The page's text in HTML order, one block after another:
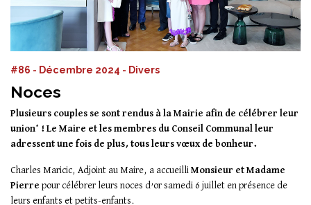
#86 - Décembre 2024 - Divers
Noces
Plusieurs couples se sont rendus à la Mairie afin de célébrer leur
union* ! Le Maire et les membres du Conseil Communal leur
adressent une fois de plus, tous leurs vœux de bonheur.
Charles Maricic, Adjoint au Maire, a accueilli Monsieur et Madame
Pierre pour célébrer leurs noces d’or samedi 6 juillet en présence de
leurs enfants et petits-enfants.